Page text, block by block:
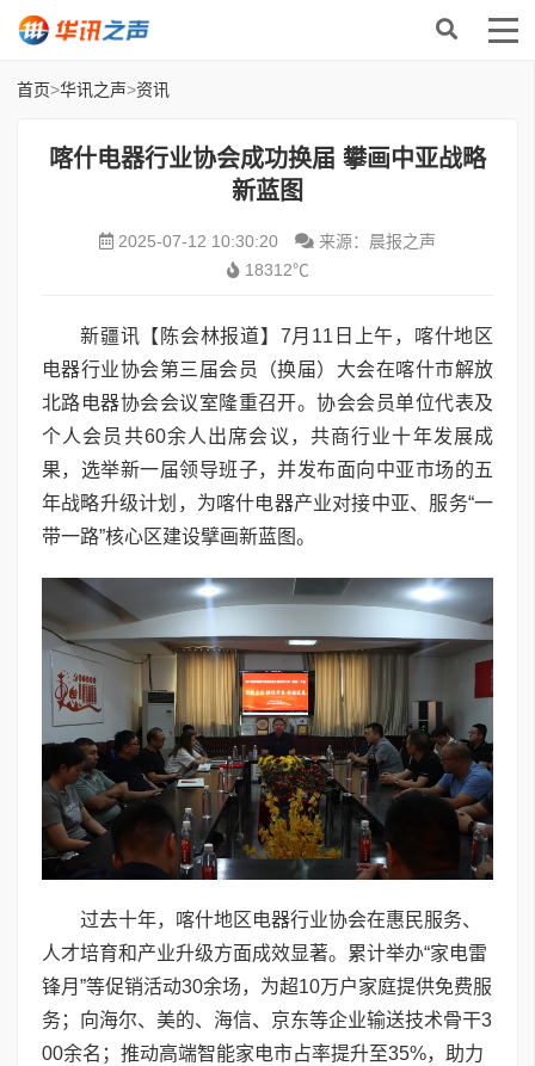
首页>华讯之声>资讯
喀什电器行业协会成功换届 攀画中亚战略
新蓝图
2025-07-12 10:30:20
来源：晨报之声
18312℃
新疆讯【陈会林报道】7月11日上午，喀什地区
电器行业协会第三届会员（换届）大会在喀什市解放
北路电器协会会议室隆重召开。协会会员单位代表及
个人会员共60余人出席会议，共商行业十年发展成
果，选举新一届领导班子，并发布面向中亚市场的五
年战略升级计划，为喀什电器产业对接中亚、服务“一
带一路”核心区建设擘画新蓝图。
过去十年，喀什地区电器行业协会在惠民服务、
人才培育和产业升级方面成效显著。累计举办“家电雷
锋月”等促销活动30余场，为超10万户家庭提供免费服
务；向海尔、美的、海信、京东等企业输送技术骨干3
00余名；推动高端智能家电市占率提升至35%，助力